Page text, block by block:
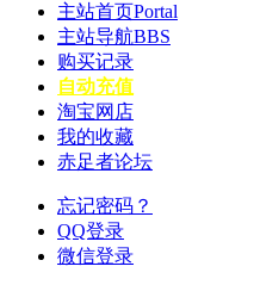
主站首页Portal
主站导航BBS
购买记录
自动充值
淘宝网店
我的收藏
赤足者论坛
忘记密码？
QQ登录
微信登录